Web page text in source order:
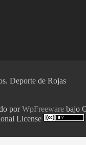
Deporte de Rojas
porWpFreewarebajo
License